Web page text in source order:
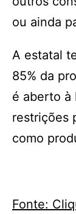
ou ainda
A estatal
85% da
é aberto à
restrições
como
Fonte: